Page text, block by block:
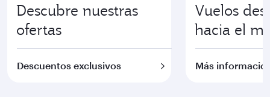
Descubre nuestras
ofertas
Descuentos exclusivos
Vuelos
hacia el
Más